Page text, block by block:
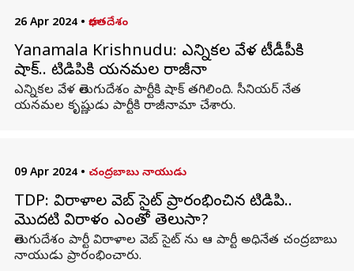
26 Apr 2024 • భారతదేశం
Yanamala Krishnudu: ఎన్నికల వేళ టీడీపీకి
షాక్.. టిడిపికి యనమల రాజీనామా
ఎన్నికల వేళ తెలుగుదేశం పార్టీకి షాక్ తగిలింది. సీనియర్ నేత
యనమల కృష్ణుడు పార్టీకి రాజీనామా చేశారు.
09 Apr 2024 • చంద్రబాబు నాయుడు
TDP: విరాళాల వెబ్ సైట్ ప్రారంభించిన టిడిపి..
మొదటి విరాళం ఎంతో తెలుసా?
తెలుగుదేశం పార్టీ విరాళాల వెబ్ సైట్ ను ఆ పార్టీ అధినేత చంద్రబాబు
నాయుడు ప్రారంభించారు.